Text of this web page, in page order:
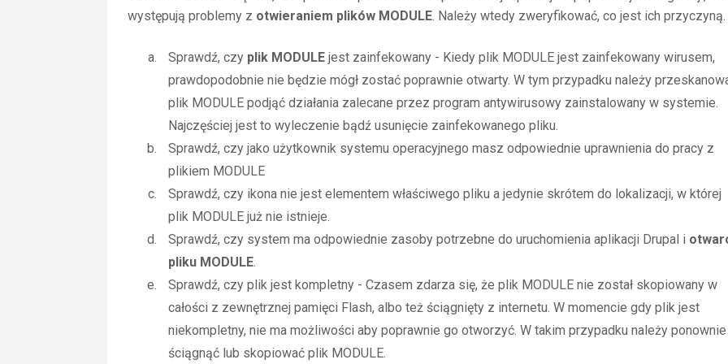
występują problemy z otwieraniem plików MODULE. Należy wtedy zweryfikować, co jest ich przyczyną.
Sprawdź, czy plik MODULE jest zainfekowany - Kiedy plik MODULE jest zainfekowany wirusem,
prawdopodobnie nie będzie mógł zostać poprawnie otwarty. W tym przypadku należy
plik MODULE podjąć działania zalecane przez program antywirusowy zainstalowany w systemie.
Najczęściej jest to wyleczenie bądź usunięcie zainfekowanego pliku.
Sprawdź, czy jako użytkownik systemu operacyjnego masz odpowiednie uprawnienia do pracy z
plikiem MODULE
Sprawdź, czy ikona nie jest elementem właściwego pliku a jedynie skrótem do lokalizacji, w której
plik MODULE już nie istnieje.
Sprawdź, czy system ma odpowiednie zasoby potrzebne do uruchomienia aplikacji Drupal i
pliku MODULE.
Sprawdź, czy plik jest kompletny - Czasem zdarza się, że plik MODULE nie został skopiowany w
całości z zewnętrznej pamięci Flash, albo też ściągnięty z internetu. W momencie gdy plik jest
niekompletny, nie ma możliwości aby poprawnie go otworzyć. W takim przypadku należy ponownie
ściągnąć lub skopiować plik MODULE.